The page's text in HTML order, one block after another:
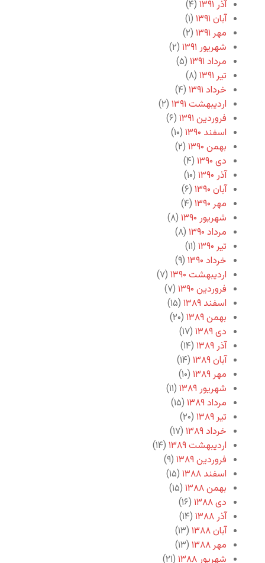
آذر ۱۳۹۱
(۴)
آبان ۱۳۹۱
(۱)
مهر ۱۳۹۱
(۲)
شهریور ۱۳۹۱
(۲)
مرداد ۱۳۹۱
(۵)
تیر ۱۳۹۱
(۸)
خرداد ۱۳۹۱
(۴)
اردیبهشت ۱۳۹۱
(۲)
فروردین ۱۳۹۱
(۶)
اسفند ۱۳۹۰
(۱۰)
بهمن ۱۳۹۰
(۲)
دی ۱۳۹۰
(۴)
آذر ۱۳۹۰
(۱۰)
آبان ۱۳۹۰
(۶)
مهر ۱۳۹۰
(۴)
شهریور ۱۳۹۰
(۸)
مرداد ۱۳۹۰
(۸)
تیر ۱۳۹۰
(۱۱)
خرداد ۱۳۹۰
(۹)
اردیبهشت ۱۳۹۰
(۷)
فروردین ۱۳۹۰
(۷)
اسفند ۱۳۸۹
(۱۵)
بهمن ۱۳۸۹
(۲۰)
دی ۱۳۸۹
(۱۷)
آذر ۱۳۸۹
(۱۴)
آبان ۱۳۸۹
(۱۴)
مهر ۱۳۸۹
(۱۰)
شهریور ۱۳۸۹
(۱۱)
مرداد ۱۳۸۹
(۱۵)
تیر ۱۳۸۹
(۲۰)
خرداد ۱۳۸۹
(۱۷)
اردیبهشت ۱۳۸۹
(۱۴)
فروردین ۱۳۸۹
(۹)
اسفند ۱۳۸۸
(۱۵)
بهمن ۱۳۸۸
(۱۵)
دی ۱۳۸۸
(۱۶)
آذر ۱۳۸۸
(۱۴)
آبان ۱۳۸۸
(۱۳)
مهر ۱۳۸۸
(۱۳)
شهریور ۱۳۸۸
(۲۱)